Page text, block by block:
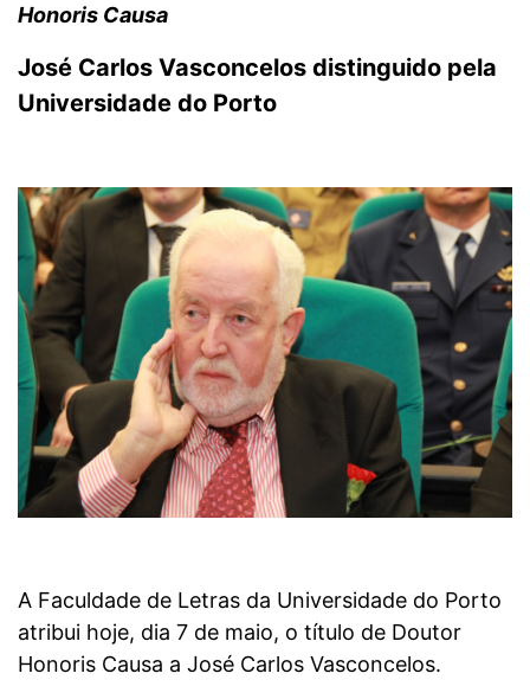
Honoris Causa
José Carlos Vasconcelos distinguido pela
Universidade do Porto
A Faculdade de Letras da Universidade do Porto
atribui hoje, dia 7 de maio, o título de Doutor
Honoris Causa a José Carlos Vasconcelos.